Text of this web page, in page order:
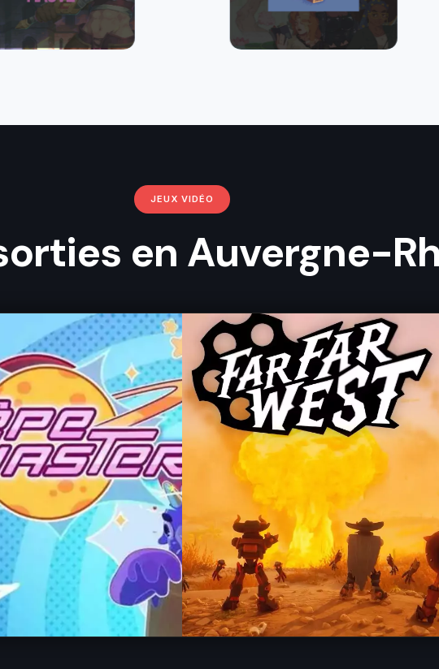
JEUX VIDÉO
en Auvergne-